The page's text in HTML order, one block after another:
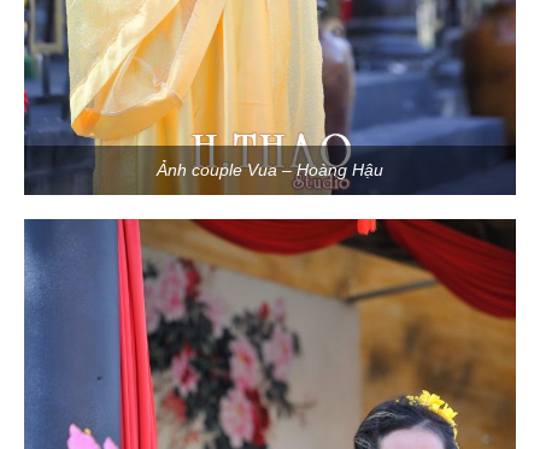
Ảnh couple Vua – Hoàng Hậu